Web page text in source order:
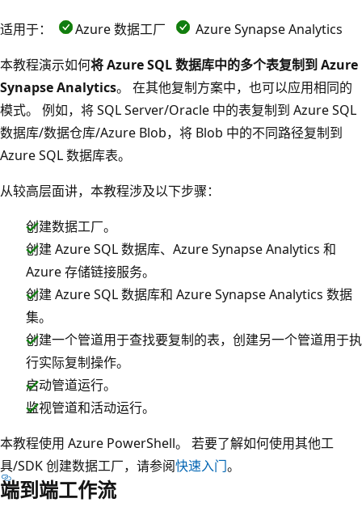
适用于： Azure 数据工厂
Azure Synapse Analytics
本教程演示如何将 Azure SQL 数据库中的多个表复制到 Azure
Synapse Analytics。 在其他复制方案中，也可以应用相同的
模式。 例如，将 SQL Server/Oracle 中的表复制到 Azure SQL
数据库/数据仓库/Azure Blob，将 Blob 中的不同路径复制到
Azure SQL 数据库表。
从较高层面讲，本教程涉及以下步骤：
创建数据工厂。
创建 Azure SQL 数据库、Azure Synapse Analytics 和
Azure 存储链接服务。
创建 Azure SQL 数据库和 Azure Synapse Analytics 数据
集。
创建一个管道用于查找要复制的表，创建另一个管道用于执
行实际复制操作。
启动管道运行。
监视管道和活动运行。
本教程使用 Azure PowerShell。 若要了解如何使用其他工
具/SDK 创建数据工厂，请参阅快速入门。
端到端工作流